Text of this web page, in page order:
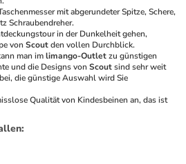
mit abgerundeter Spitze, Schere,
Schraubendreher.
in der Dunkelheit gehen,
von Scout den vollen Durchblick.
man im limango-Outlet zu günstigen
und die Designs von Scout sind sehr weit
die günstige Auswahl wird Sie
Tradition, Innovation, kompromisslose Qualität von Kindesbeinen an, das ist
: